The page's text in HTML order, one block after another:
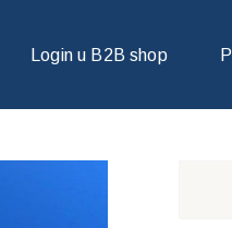
Login u B2B shop